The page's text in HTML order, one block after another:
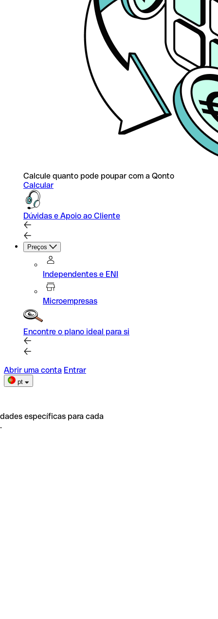
Calcule quanto pode poupar com a Qonto
Calcular
Dúvidas e Apoio ao Cliente
Preços
Independentes e ENI
Microempresas
Encontre o plano ideal para si
Abrir uma conta Entrar
pt
específicas para cada